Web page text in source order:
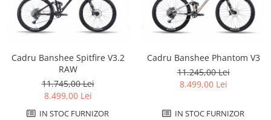
Cadru Banshee Spitfire V3.2
RAW
11.745,00 Lei
8.499,00 Lei
IN STOC FURNIZOR
Cadru Banshee Phantom V3
11.245,00 Lei
8.499,00 Lei
IN STOC FURNIZOR